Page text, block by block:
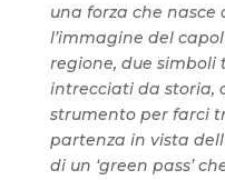
una forza che nasce
l’immagine del
regione, due
intrecciati da storia,
strumento per farci
partenza in vista
di un ‘green pass’